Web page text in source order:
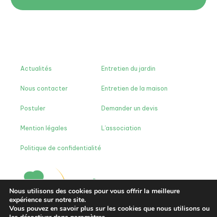
Actualités
Nous contacter
Postuler
Mention légales
Politique de confidentialité
Entretien du jardin
Entretien de la maison
Demander un devis
L’association
Nous utilisons des cookies pour vous offrir la meilleure
expérience sur notre site.
Vous pouvez en savoir plus sur les cookies que nous utilisons ou